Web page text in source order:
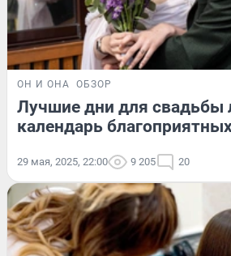
ОН И ОНА ОБЗОР
Лучшие дни для свадьбы
календарь
29 мая, 2025, 22:00 9 205 20